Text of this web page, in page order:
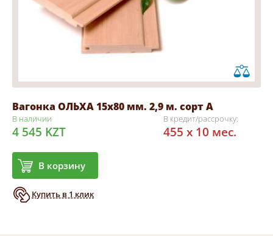
Вагонка ОЛЬХА 15х80 мм. 2,9 м. сорт А
В наличии
4 545 KZT
В корзину
Купить в 1 клик
В кредит/рассрочку:
455 x 10 мес.